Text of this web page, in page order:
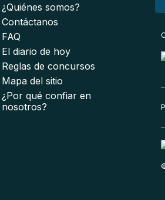
¿Quiénes somos?
Contáctanos
FAQ
El diario de hoy
Reglas de concursos
Mapa del sitio
¿Por qué confiar en
nosotros?